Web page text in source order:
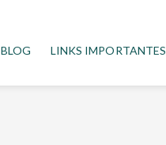
BLOG LINKS IMPORTANTES